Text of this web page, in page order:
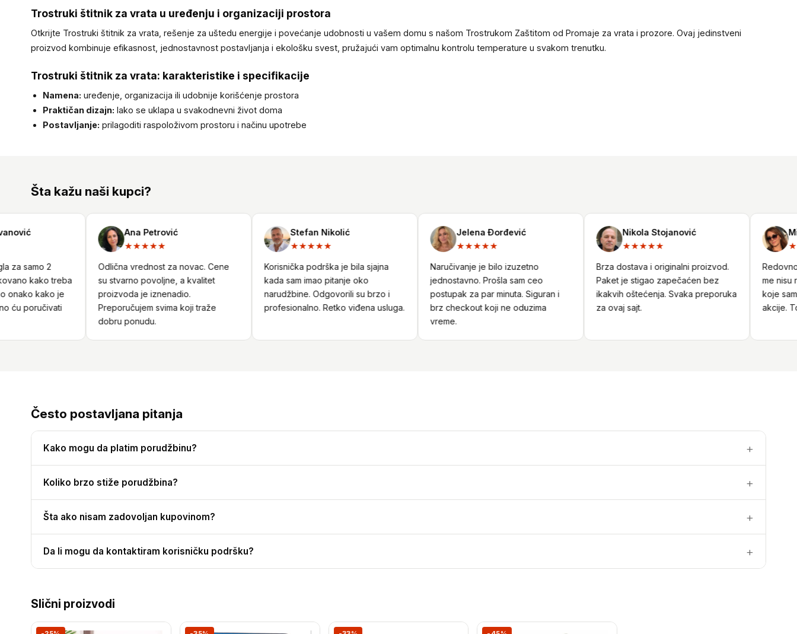
Trostruki štitnik za vrata u uređenju i organizaciji prostora
Otkrijte Trostruki štitnik za vrata, rešenje za uštedu energije i povećanje udobnosti u vašem domu s našom Trostrukom Zaštitom od Promaje za vrata i prozore. Ovaj jedinstveni
proizvod kombinuje efikasnost, jednostavnost postavljanja i ekološku svest, pružajući vam optimalnu kontrolu temperature u svakom trenutku.
Trostruki štitnik za vrata: karakteristike i specifikacije
Namena: uređenje, organizacija ili udobnije korišćenje prostora
Praktičan dizajn: lako se uklapa u svakodnevni život doma
Postavljanje: prilagoditi raspoloživom prostoru i načinu upotrebe
Šta kažu naši kupci?
samo 2
kako treba
kako je
poručivati
Ana Petrović
★★★★★
Odlična vrednost za novac. Cene
su stvarno povoljne, a kvalitet
proizvoda je iznenadio.
Preporučujem svima koji traže
dobru ponudu.
Stefan Nikolić
★★★★★
Korisnička podrška je bila sjajna
kada sam imao pitanje oko
narudžbine. Odgovorili su brzo i
profesionalno. Retko viđena usluga.
Jelena Đorđević
★★★★★
Naručivanje je bilo izuzetno
jednostavno. Prošla sam ceo
postupak za par minuta. Siguran i
brz checkout koji ne oduzima
vreme.
Nikola Stojanović
★★★★★
Brza dostava i originalni proizvod.
Paket je stigao zapečaćen bez
ikakvih oštećenja. Svaka preporuka
za ovaj sajt.
Redovno
me nisu
koje sam
akcije.
Često postavljana pitanja
Kako mogu da platim porudžbinu?
Koliko brzo stiže porudžbina?
Šta ako nisam zadovoljan kupovinom?
Da li mogu da kontaktiram korisničku podršku?
Slični proizvodi